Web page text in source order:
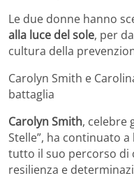
Le due donne hanno
alla luce del sole, per
cultura della
Carolyn Smith e
battaglia
Carolyn Smith, celebre
Stelle”, ha continuato
tutto il suo percorso di
resilienza e